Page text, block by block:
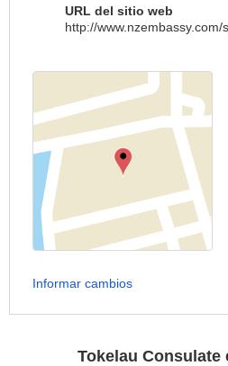
URL del sitio web
http://www.nzembassy.com/
Informar cambios
Tokelau Consulate